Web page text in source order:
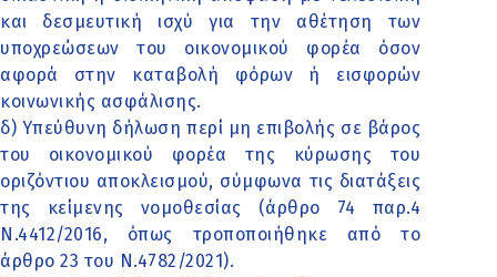
και δεσμευτική ισχύ για την αθέτηση των
υποχρεώσεων του οικονομικού φορέα όσον
αφορά στην καταβολή φόρων ή εισφορών
κοινωνικής ασφάλισης.
δ) Υπεύθυνη δήλωση περί μη επιβολής σε βάρος
του οικονομικού φορέα της κύρωσης του
οριζόντιου αποκλεισμού, σύμφωνα τις διατάξεις
της κείμενης νομοθεσίας (άρθρο 74 παρ.4
Ν.4412/2016, όπως τροποποιήθηκε από το
άρθρο 23 του Ν.4782/2021).